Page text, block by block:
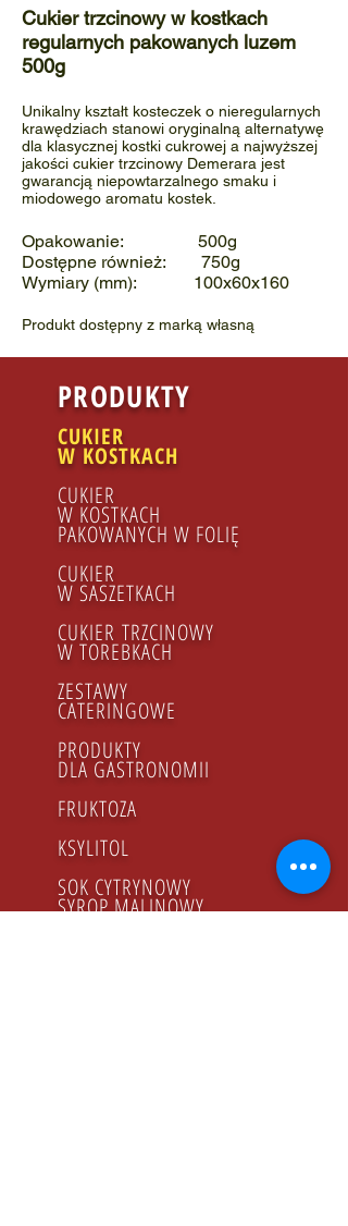
Cukier trzcinowy w kostkach
regularnych pakowanych luzem
500g
Unikalny kształt kosteczek o nieregularnych
krawędziach stanowi oryginalną alternatywę
dla klasycznej kostki cukrowej a najwyższej
jakości cukier trzcinowy Demerara jest
gwarancją niepowtarzalnego smaku i
miodowego aromatu kostek.
Opakowanie: 500g
Dostępne również: 750g
Wymiary (mm): 100x60x160
Produkt dostępny z marką własną
PRODUKTY
CUKIER
W KOSTKACH
CUKIER
W KOSTKACH
PAKOWANYCH W FOLIĘ
CUKIER
W SASZETKACH
CUKIER TRZCINOWY
​W TOREBKACH
ZESTAWY
CATERINGOWE
PRODUKTY
DLA GASTRONOMII
FRUKTOZA
KSYLITOL
SOK CYTRYNOWY
SYROP MALINOWY